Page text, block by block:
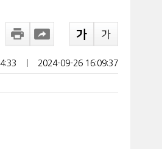
2024-09-26 16:09:37